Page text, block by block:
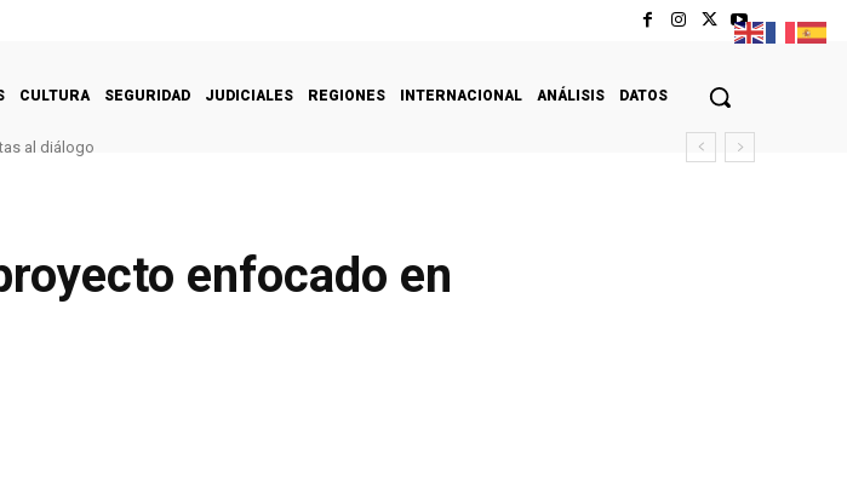
CULTURA SEGURIDAD JUDICIALES REGIONES INTERNACIONAL ANÁLISIS DATOS
al diálogo
enfocado en